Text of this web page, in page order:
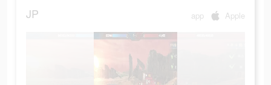
JP app Apple